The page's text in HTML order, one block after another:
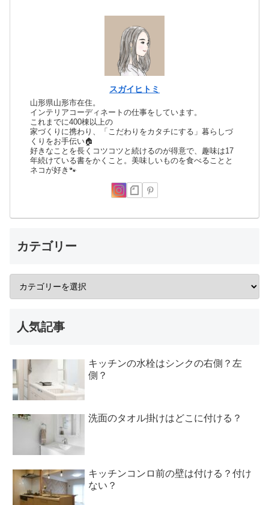
スガイヒトミ
山形県山形市在住。
インテリアコーディネートの仕事をしています。
これまでに400棟以上の
家づくりに携わり、「こだわりをカタチにする」暮らしづ
くりをお手伝い🏠
好きなことを長くコツコツと続けるのが得意で、趣味は17
年続けている書をかくこと。美味しいものを食べることと
ネコが好き🐾
カテゴリー
人気記事
キッチンの水栓はシンクの右側？左
側？
洗面のタオル掛けはどこに付ける？
キッチンコンロ前の壁は付ける？付け
ない？